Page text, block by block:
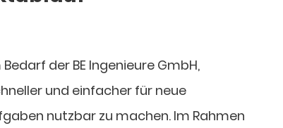
der BE Ingenieure GmbH,
und einfacher für neue
nutzbar zu machen. Im Rahmen